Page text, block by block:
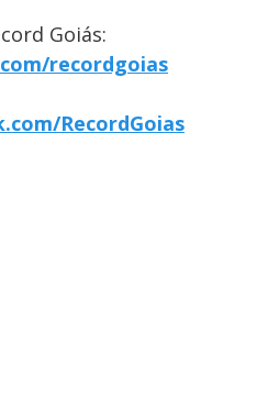
Goiás:
recordgoias
RecordGoias